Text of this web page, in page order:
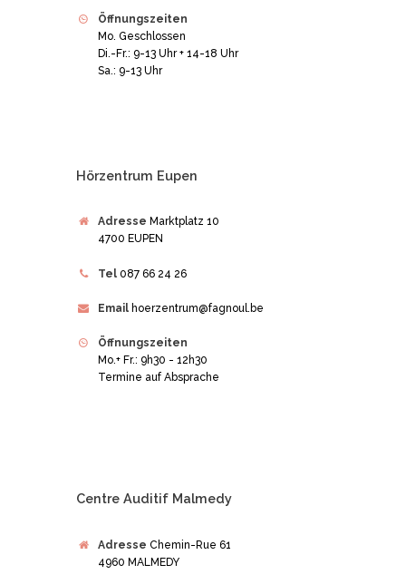
Öffnungszeiten
Mo. Geschlossen
Di.-Fr.: 9-13 Uhr + 14-18 Uhr
Sa.: 9-13 Uhr
Hörzentrum Eupen
Adresse Marktplatz 10
4700 EUPEN
Tel 087 66 24 26
Email hoerzentrum@fagnoul.be
Öffnungszeiten
Mo.+ Fr.: 9h30 - 12h30
Termine auf Absprache
Centre Auditif Malmedy
Adresse Chemin-Rue 61
4960 MALMEDY